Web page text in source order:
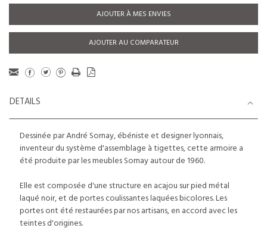
AJOUTER À MES ENVIES
AJOUTER AU COMPARATEUR
DETAILS
Dessinée par André Sornay, ébéniste et designer lyonnais,
inventeur du système d'assemblage à tigettes, cette armoire a
été produite par les meubles Sornay autour de 1960.
Elle est composée d'une structure en acajou sur pied métal
laqué noir, et de portes coulissantes laquées bicolores. Les
portes ont été restaurées par nos artisans, en accord avec les
teintes d'origines.